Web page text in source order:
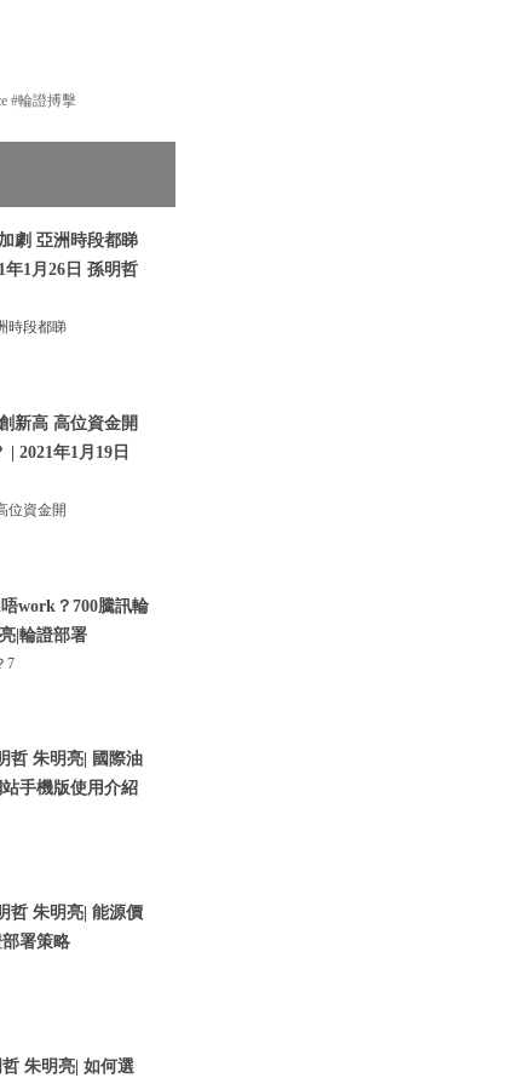
#輪證搏擊
劇 亞洲時段都睇
1月26日 孫明哲
時段都睇
新高 高位資金開
2021年1月19日
位資金開
work？700騰訊輪
|輪證部署
7
哲 朱明亮| 國際油
手機版使用介紹
哲 朱明亮| 能源價
署策略
哲 朱明亮| 如何選